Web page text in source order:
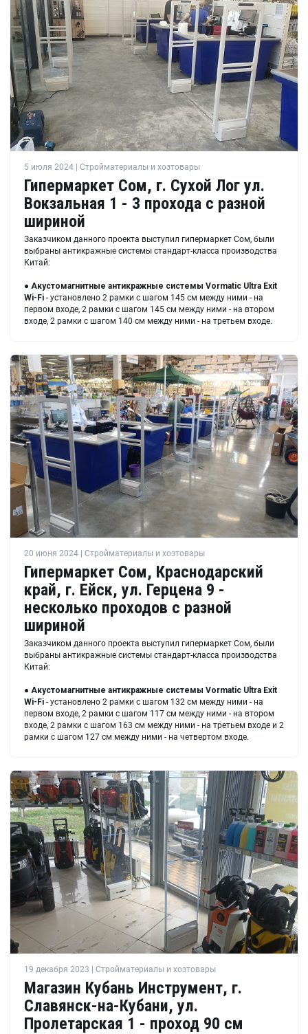
5 июля 2024 | Стройматериалы и хозтовары
Гипермаркет Сом, г. Сухой Лог ул.
Вокзальная 1 - 3 прохода с разной
шириной
Заказчиком данного проекта выступил гипермаркет Сом, были
выбраны антикражные системы стандарт-класса производства
Китай:
● Акустомагнитные антикражные системы Vormatic Ultra Exit
Wi-Fi - установлено 2 рамки с шагом 145 см между ними - на
первом входе, 2 рамки с шагом 145 см между ними - на втором
входе, 2 рамки с шагом 140 см между ними - на третьем входе.
20 июня 2024 | Стройматериалы и хозтовары
Гипермаркет Сом, Краснодарский
край, г. Ейск, ул. Герцена 9 -
несколько проходов с разной
шириной
Заказчиком данного проекта выступил гипермаркет Сом, были
выбраны антикражные системы стандарт-класса производства
Китай:
● Акустомагнитные антикражные системы Vormatic Ultra Exit
Wi-Fi - установлено 2 рамки с шагом 132 см между ними - на
первом входе, 2 рамки с шагом 117 см между ними - на втором
входе, 2 рамки с шагом 163 см между ними - на третьем входе и 2
рамки с шагом 127 см между ними - на четвертом входе.
19 декабря 2023 | Стройматериалы и хозтовары
Магазин Кубань Инструмент, г.
Славянск-на-Кубани, ул.
Пролетарская 1 - проход 90 см